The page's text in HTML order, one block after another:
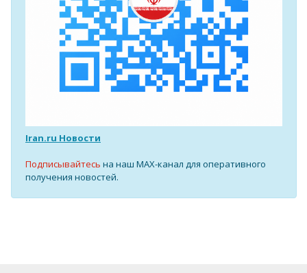
Iran.ru Новости
Подписывайтесь на наш MAX-канал для оперативного
получения новостей.